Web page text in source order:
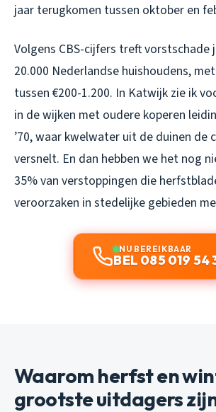
jaar terugkomen tussen oktober en
Volgens CBS-cijfers treft vorstschade
20.000 Nederlandse huishoudens,
tussen €200-1.200. In Katwijk zie ik
in de wijken met oudere koperen
’70, waar kwelwater uit de duinen de
versnelt. En dan hebben we het nog
35% van verstoppingen die
veroorzaken in stedelijke gebieden
NU BEREIKBAAR
BEL 085 019 54
Waarom herfst en
grootste uitdagers